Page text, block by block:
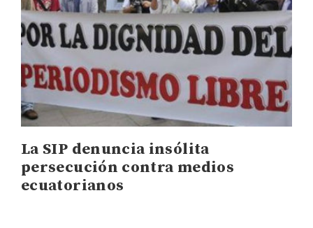
La SIP denuncia insólita
persecución contra medios
ecuatorianos